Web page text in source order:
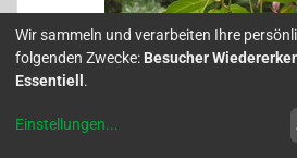
Wir sammeln und verarbeiten Ihre
folgenden Zwecke: Besucher
Essentiell .
Einstellungen...